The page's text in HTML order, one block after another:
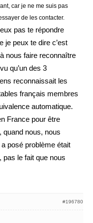
car je ne me suis pas
de les contacter.
pas te répondre
je peux te dire c’est
nous faire reconnaître
qu’un des 3
reconnaissait les
français membres
automatique.
France pour être
quand nous, nous
posé problème était
pas le fait que nous
#196780